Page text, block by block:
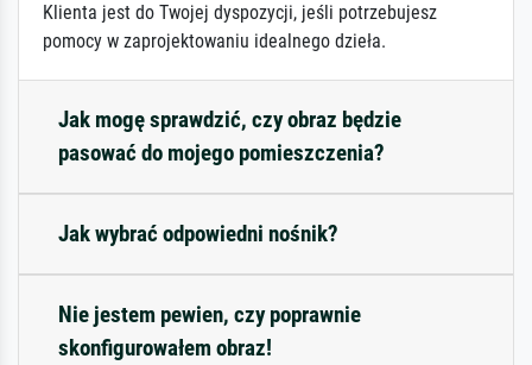
Klienta jest do Twojej dyspozycji, jeśli potrzebujesz
pomocy w zaprojektowaniu idealnego dzieła.
Jak mogę sprawdzić, czy obraz będzie
pasować do mojego pomieszczenia?
Jak wybrać odpowiedni nośnik?
Nie jestem pewien, czy poprawnie
skonfigurowałem obraz!